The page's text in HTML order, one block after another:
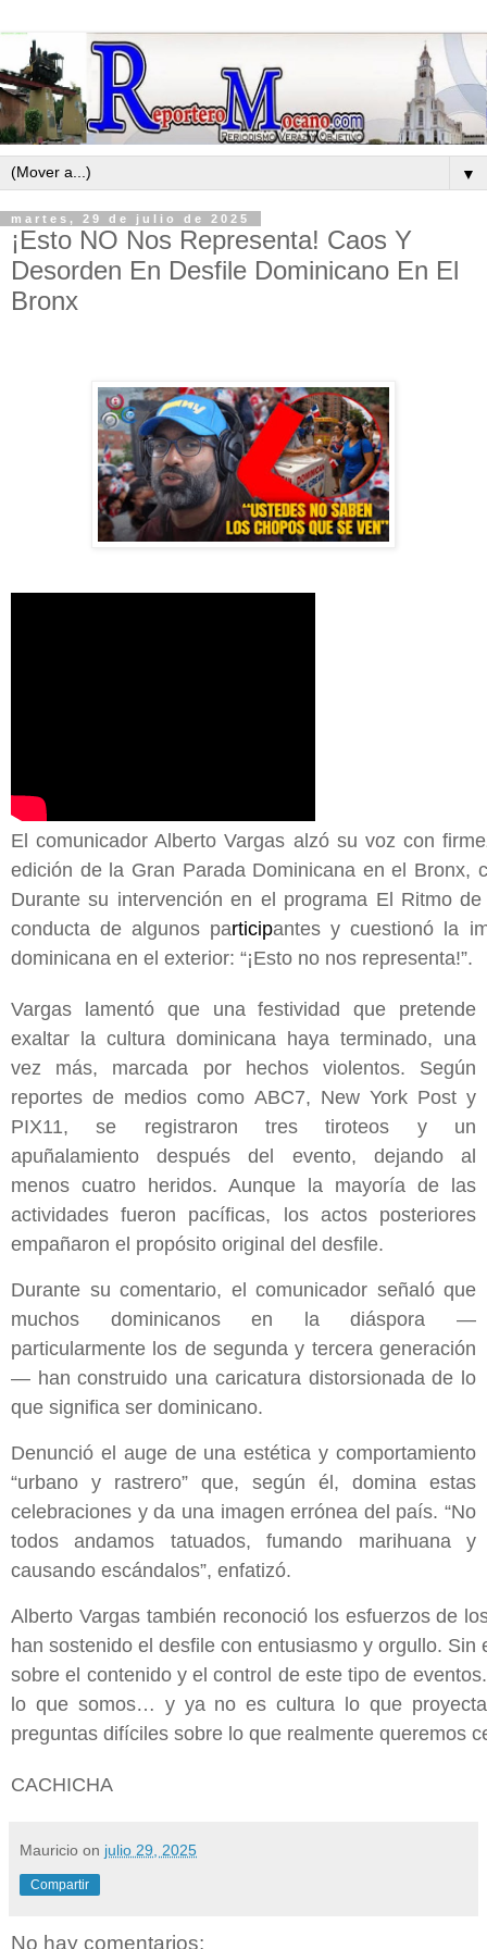
▼
martes, 29 de julio de 2025
¡Esto NO Nos Representa! Caos Y
Desorden En Desfile Dominicano En El
Bronx
El comunicador Alberto Vargas alzó su voz con
edición de la Gran Parada Dominicana en el Bronx,
Durante su intervención en el programa El Ritmo
conducta de algunos participantes y cuestionó la
dominicana en el exterior: “¡Esto no nos representa!”.
Vargas lamentó que una festividad que pretende
exaltar la cultura dominicana haya terminado, una
vez más, marcada por hechos violentos. Según
reportes de medios como ABC7, New York Post y
PIX11, se registraron tres tiroteos y un
apuñalamiento después del evento, dejando al
menos cuatro heridos. Aunque la mayoría de las
actividades fueron pacíficas, los actos posteriores
empañaron el propósito original del desfile.
Durante su comentario, el comunicador señaló que
muchos dominicanos en la diáspora —
particularmente los de segunda y tercera generación
— han construido una caricatura distorsionada de lo
que significa ser dominicano.
Denunció el auge de una estética y comportamiento
“urbano y rastrero” que, según él, domina estas
celebraciones y da una imagen errónea del país. “No
todos andamos tatuados, fumando marihuana y
causando escándalos”, enfatizó.
Alberto Vargas también reconoció los esfuerzos de
han sostenido el desfile con entusiasmo y orgullo.
sobre el contenido y el control de este tipo de
lo que somos… y ya no es cultura lo que
preguntas difíciles sobre lo que realmente queremos
CACHICHA
Mauricio on julio 29, 2025
Compartir
No hay comentarios: